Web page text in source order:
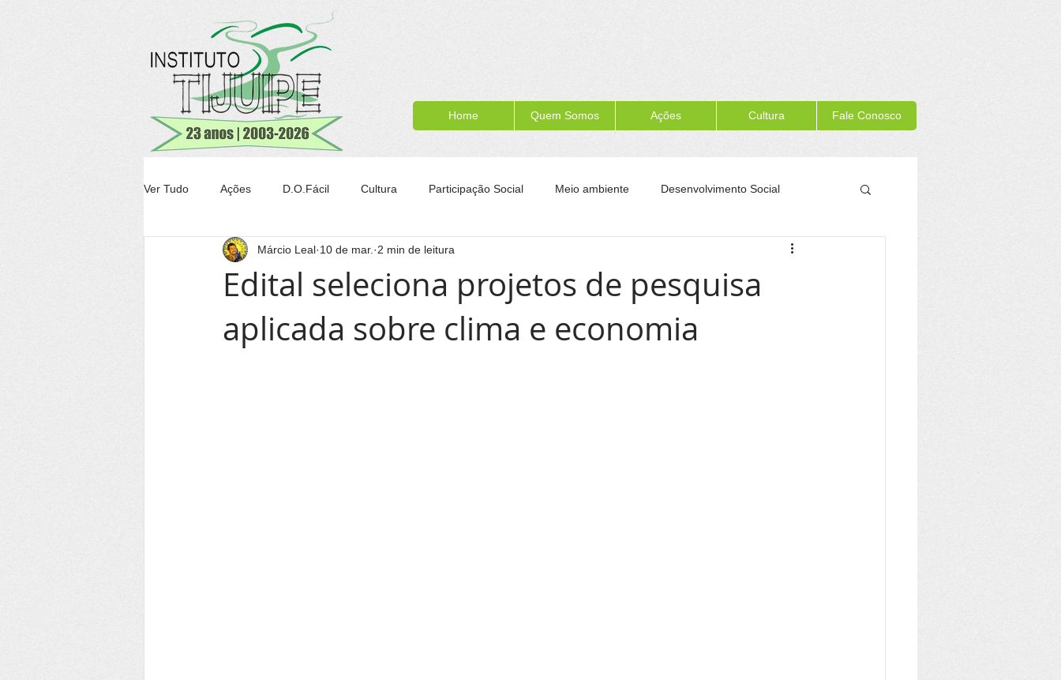
Home Quem Somos Ações Cultura Fale Conosco
Ver Tudo Ações D.O.Fácil Cultura Participação Social Meio ambiente Desenvolvimento Social
Agricultura Transparência Tijuípe Formação para a cidadania Memória Itacaré
Edital seleciona projetos de pesquisa
aplicada sobre clima e economia
Márcio Leal 10 de mar. 2 min de leitura